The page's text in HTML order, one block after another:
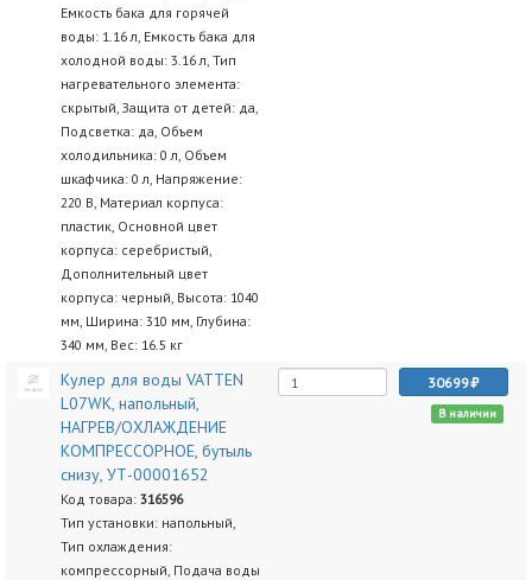
Емкость бака для горячей
воды: 1.16 л, Емкость бака для
холодной воды: 3.16 л, Тип
нагревательного элемента:
скрытый, Защита от детей: да,
Подсветка: да, Объем
холодильника: 0 л, Объем
шкафчика: 0 л, Напряжение:
220 В, Материал корпуса:
пластик, Основной цвет
корпуса: серебристый,
Дополнительный цвет
корпуса: черный, Высота: 1040
мм, Ширина: 310 мм, Глубина:
340 мм, Вес: 16.5 кг
Кулер для воды VATTEN
L07WK, напольный,
НАГРЕВ/ОХЛАЖДЕНИЕ
КОМПРЕССОРНОЕ, бутыль
снизу, УТ-00001652
Код товара: 316596
Тип установки: напольный,
Тип охлаждения:
компрессорный, Подача воды
30699
В наличии